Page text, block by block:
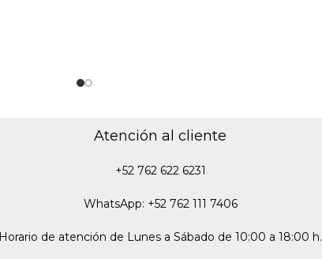
Atención al cliente
+52 762 622 6231
WhatsApp: +52 762 111 7406
Horario de atención de Lunes a Sábado de 10:00 a 18:00 h.